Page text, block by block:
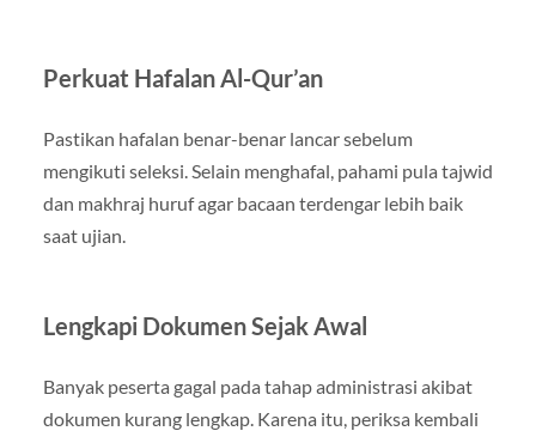
Perkuat Hafalan Al-Qur’an
Pastikan hafalan benar-benar lancar sebelum
mengikuti seleksi. Selain menghafal, pahami pula tajwid
dan makhraj huruf agar bacaan terdengar lebih baik
saat ujian.
Lengkapi Dokumen Sejak Awal
Banyak peserta gagal pada tahap administrasi akibat
dokumen kurang lengkap. Karena itu, periksa kembali